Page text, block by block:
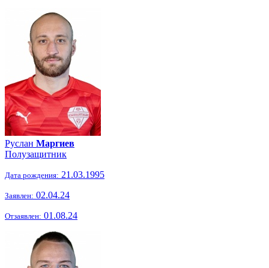
Руслан Маргиев
Полузащитник
Дата рождения: 21.03.1995
Заявлен: 02.04.24
Отзаявлен: 01.08.24